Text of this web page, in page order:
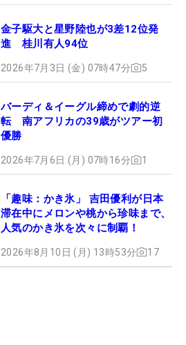
金子駆大と星野陸也が3差12位発
進 桂川有人94位
2026年7月3日 (金) 07時47分 5
バーディ＆イーグル締めで劇的逆
転 南アフリカの39歳がツアー初
優勝
2026年7月6日 (月) 07時16分 1
「趣味：かき氷」 吉田優利が日本
滞在中にメロンや桃から珍味まで、
人気のかき氷を次々に制覇！
2026年8月10日 (月) 13時53分 17